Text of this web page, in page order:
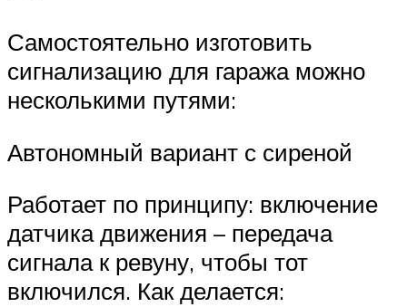
Самостоятельно изготовить
сигнализацию для гаража можно
несколькими путями:
Автономный вариант с сиреной
Работает по принципу: включение
датчика движения – передача
сигнала к ревуну, чтобы тот
включился. Как делается: